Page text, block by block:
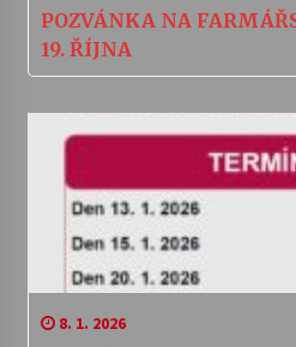
POZVÁNKA NA
19. ŘÍJNA
8. 1. 2026